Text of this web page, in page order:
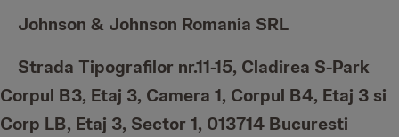
Johnson & Johnson Romania SRL
Strada Tipografilor nr.11-15, Cladirea S-Park
Corpul B3, Etaj 3, Camera 1, Corpul B4, Etaj 3 si
Corp LB, Etaj 3, Sector 1, 013714 Bucuresti